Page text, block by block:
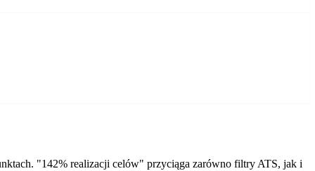
"142% realizacji celów" przyciąga zarówno filtry ATS, jak i